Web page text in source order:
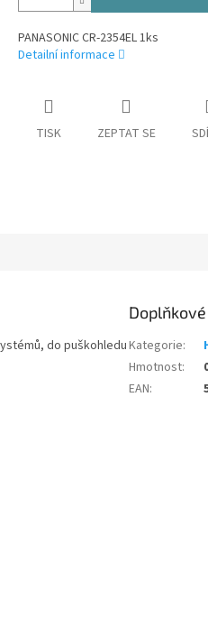
PANASONIC CR-2354EL 1ks
Detailní informace
TISK ZEPTAT SE
do puškohleduKategorie:
Hmotnost:
EAN: